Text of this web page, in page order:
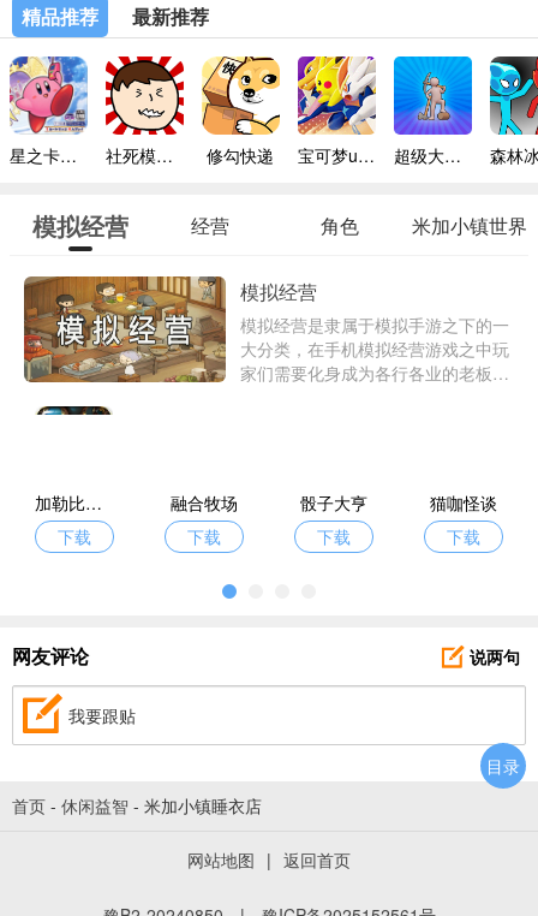
精品推荐 最新推荐
星之卡比镜之迷宫手机版 社死模拟器无广告版 修勾快递 宝可梦unite 超级大富翁
模拟经营 经营 角色 米加小镇世界
模拟经营
模拟经营是隶属于模拟手游之下的一
大分类，在手机模拟经营游戏之中玩
家们需要化身成为各行各业的老板，
加勒比帝国
下载
融合牧场
下载
骰子大亨
下载
猫咖怪谈
下载
网友评论 说两句
我要跟贴
首页 - 休闲益智 - 米加小镇睡衣店
网站地图 | 返回首页
目录